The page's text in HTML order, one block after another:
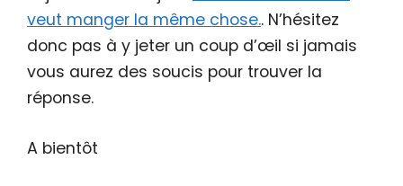
veut manger la même chose.. N’hésitez
donc pas à y jeter un coup d’œil si jamais
vous aurez des soucis pour trouver la
réponse.
A bientôt